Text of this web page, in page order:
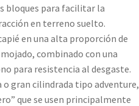
bloques para facilitar la
en terreno suelto.
en una alta proporción de
combinado con una
para resistencia al desgaste.
o gran cilindrada tipo adventure,
que se usen principalmente